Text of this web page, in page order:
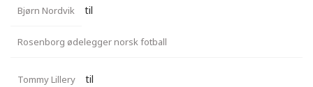
Bjørn Nordvik til
Rosenborg ødelegger norsk fotball
Tommy Lillery til